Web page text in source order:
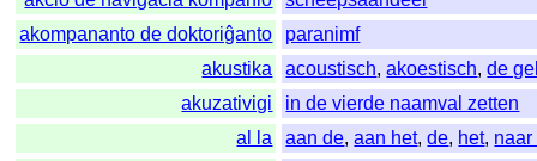
akompananto de doktoriĝanto
paranimf
akustika
acoustisch,akoestisch,de
akuzativigi
in de vierde naamval zetten
al la
aan de,aan het,de, het, naar